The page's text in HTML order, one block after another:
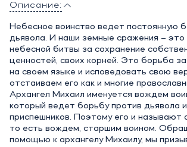
Описание:
Небесное воинство ведет постоянную
дьявола. И наши земные сражения – это
небесной битвы за сохранение
ценностей, своих корней. Это борьба
на своем языке и исповедовать свою
отстаиваем его как и многие
Архангел Михаил именуется вождем
который ведет борьбу против дьявола
приспешников. Поэтому его и называют
то есть вождем, старшим воином.
помощью к архангелу Михаилу, мы